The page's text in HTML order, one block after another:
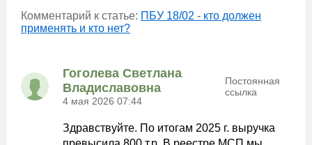
Комментарий к статье: ПБУ 18/02 - кто должен
применять и кто нет?
Гоголева Светлана
Владиславовна
4 мая 2026 07:44
Постоянная
ссылка
Здравствуйте. По итогам 2025 г. выручка